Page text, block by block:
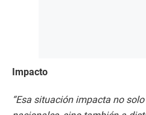
Impacto
“Esa situación impacta no